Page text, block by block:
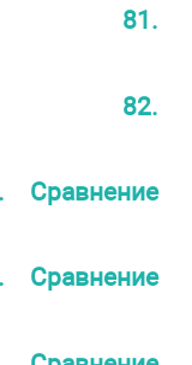
81.
82.
Сравнение
Сравнение